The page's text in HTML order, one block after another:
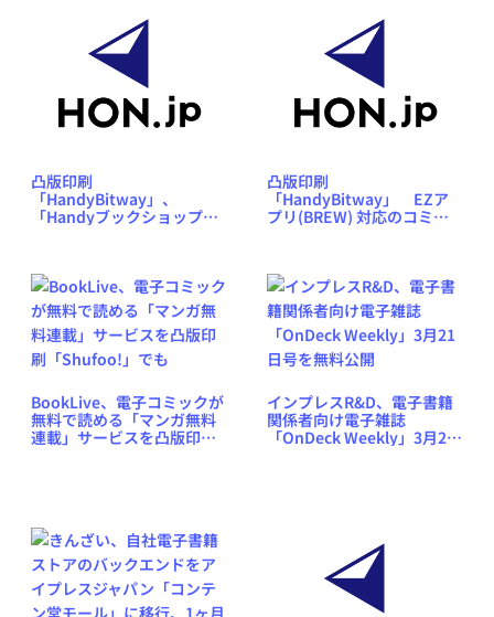
凸版印刷
「HandyBitway」、
「Handyブックショップ」
凸版印刷
「HandyBitway」 EZア
プリ(BREW) 対応のコミッ
BookLive、電子コミックが
無料で読める「マンガ無料
連載」サービスを凸版印刷
インプレスR&D、電子書籍
関係者向け電子雑誌
「OnDeck Weekly」3月21